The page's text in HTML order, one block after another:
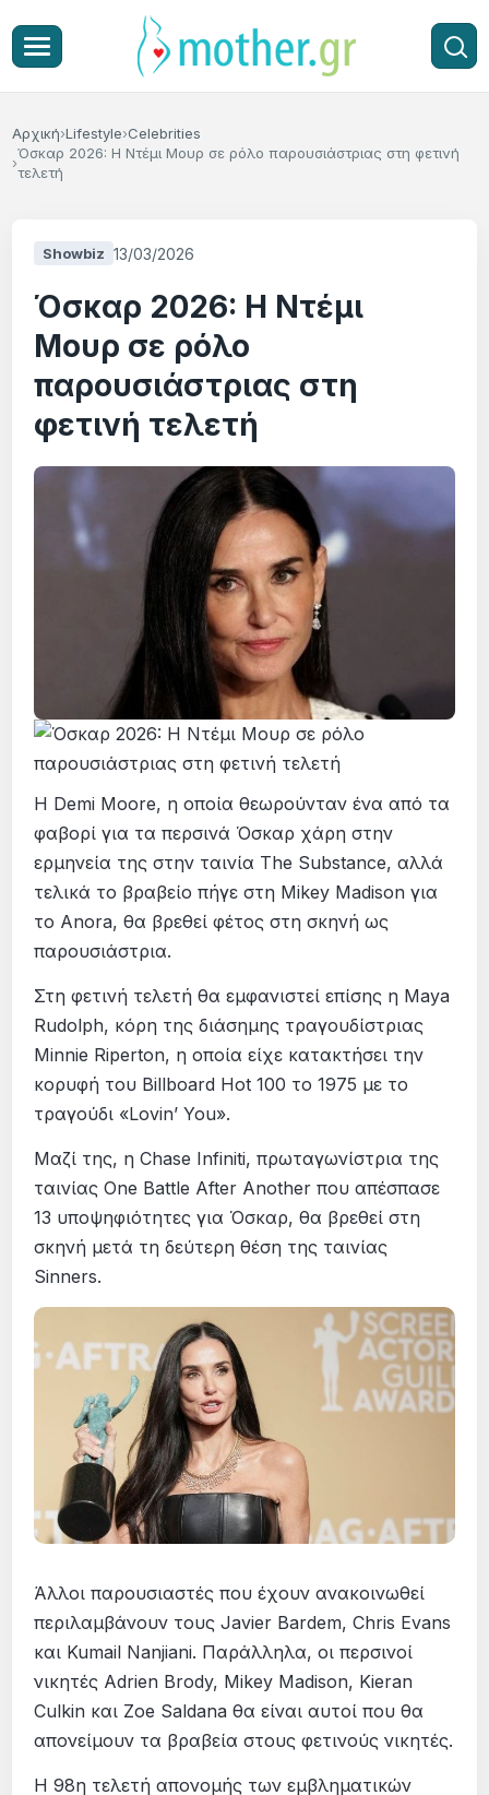
Αρχική Lifestyle Celebrities
Όσκαρ 2026: Η Ντέμι Μουρ σε ρόλο παρουσιάστριας στη φετινή
τελετή
Showbiz 13/03/2026
Όσκαρ 2026: Η Ντέμι
Μουρ σε ρόλο
παρουσιάστριας στη
φετινή τελετή
Η Demi Moore, η οποία θεωρούνταν ένα από τα
φαβορί για τα περσινά Όσκαρ χάρη στην
ερμηνεία της στην ταινία The Substance, αλλά
τελικά το βραβείο πήγε στη Mikey Madison για
το Anora, θα βρεθεί φέτος στη σκηνή ως
παρουσιάστρια.
Στη φετινή τελετή θα εμφανιστεί επίσης η Maya
Rudolph, κόρη της διάσημης τραγουδίστριας
Minnie Riperton, η οποία είχε κατακτήσει την
κορυφή του Billboard Hot 100 το 1975 με το
τραγούδι «Lovin’ You».
Μαζί της, η Chase Infiniti, πρωταγωνίστρια της
ταινίας One Battle After Another που απέσπασε
13 υποψηφιότητες για Όσκαρ, θα βρεθεί στη
σκηνή μετά τη δεύτερη θέση της ταινίας
Sinners.
Άλλοι παρουσιαστές που έχουν ανακοινωθεί
περιλαμβάνουν τους Javier Bardem, Chris Evans
και Kumail Nanjiani. Παράλληλα, οι περσινοί
νικητές Adrien Brody, Mikey Madison, Kieran
Culkin και Zoe Saldana θα είναι αυτοί που θα
απονείμουν τα βραβεία στους φετινούς νικητές.
Η 98η τελετή απονομής των εμβληματικών